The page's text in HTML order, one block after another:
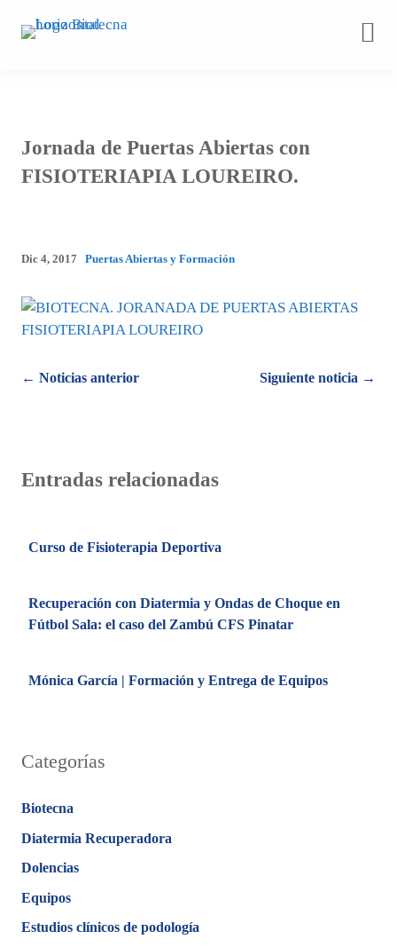
Jornada de Puertas Abiertas con
FISIOTERIAPIA LOUREIRO.
Dic 4, 2017 Puertas Abiertas y Formación
Posts
← Noticias anterior Siguiente noticia →
Entradas relacionadas
Curso de Fisioterapia Deportiva
Recuperación con Diatermia y Ondas de Choque en
Fútbol Sala: el caso del Zambú CFS Pinatar
Mónica García | Formación y Entrega de Equipos
Categorías
Biotecna
Diatermia Recuperadora
Dolencias
Equipos
Estudios clínicos de podología